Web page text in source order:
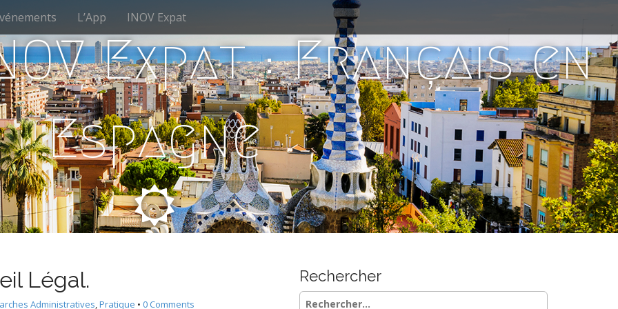
L’App INOV Expat
Expat : Français en
Espagne
Légal.
Administratives,Pratique • 0 Comments
Rechercher
Rechercher :